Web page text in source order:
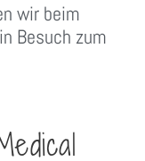
wir beim
Besuch zum